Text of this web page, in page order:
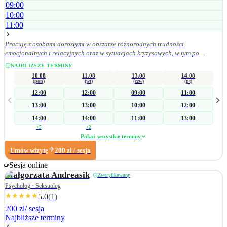
09:00
10:00
11:00
Pracuję z osobami dorosłymi w obszarze różnorodnych trudności
emocjonalnych i relacyjnych oraz w sytuacjach kryzysowych, w tym po
doświadczeniach przemocy. Wspieram w procesie odzyskiwania równowagi
rozwijaniu bardziej adaptacyjnych sposobów radzenia sobie oraz budowaniu
satysfakcjonujących relacji interpersonalnych. W praktyce zawodowej kieruję
się zasadami etyki zawodowej. Szczególne znaczenie mają dla mnie empatia,
odpowiedzialność kliniczna, poufność, szacunek oraz uważność na potrzeby
osoby zgłaszającej się po pomoc.
NAJBLIŻSZE TERMINY
10.08
(pon)
12:00
13:00
14:00
+5
11.08
(wt)
12:00
13:00
14:00
+2
13.08
(czw)
09:00
10:00
11:00
14.08
(pt)
11:00
12:00
13:00
Pokaż wszystkie terminy
Umów wizytę 200 zł / sesja
Sesja online
MałgorzataAndreasik Zweryfikowany
Psycholog · Seksuolog
5.0(1)
200 zl/ sesja
Najbliższe terminy